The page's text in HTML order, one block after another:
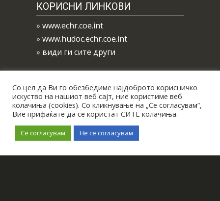
КОРИСНИ ЛИНКОВИ
» www.echr.coe.int
» www.hudoc.echr.coe.int
» види ги сите други
Со цел да Ви го обезбедиме најдоброто корисничко
искуство на нашиот веб сајт, ние користиме веб
колачиња (cookies). Со кликнување на „Се согласувам“,
Вие прифаќате да се користат СИТЕ колачиња.
Се согласувам Не се согласувам